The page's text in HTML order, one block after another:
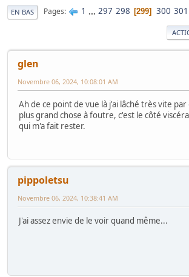
EN BAS Pages 1 ... 297 298 299 300 301
glen
Novembre 06, 2024, 10:08:01 AM
Ah de ce point de vue là j'ai lâché très vite
plus grand chose à foutre, c'est le côté
qui m'a fait rester.
pippoletsu
Novembre 06, 2024, 10:38:41 AM
J'ai assez envie de le voir quand même...